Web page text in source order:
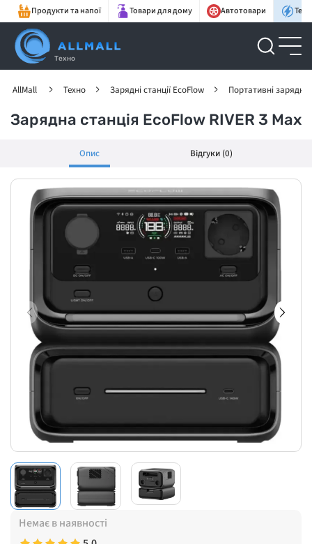
Продукти та напої Товари для дому Автотовари
Техно
AllMall Техно Зарядні станції EcoFlow Портативні зарядні
Зарядна станція EcoFlow RIVER 3 Max
Опис Відгуки (0)
Немає в наявності